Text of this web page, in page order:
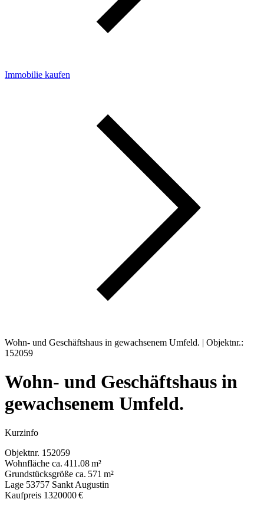
Immobilie kaufen
Wohn- und Geschäftshaus in gewachsenem Umfeld. | Objektnr.:
152059
Wohn- und Geschäftshaus in
gewachsenem Umfeld.
Kurzinfo
Objektnr. 152059
Wohnfläche ca. 411.08 m²
Grundstücksgröße ca. 571 m²
Lage 53757 Sankt Augustin
Kaufpreis 1320000 €